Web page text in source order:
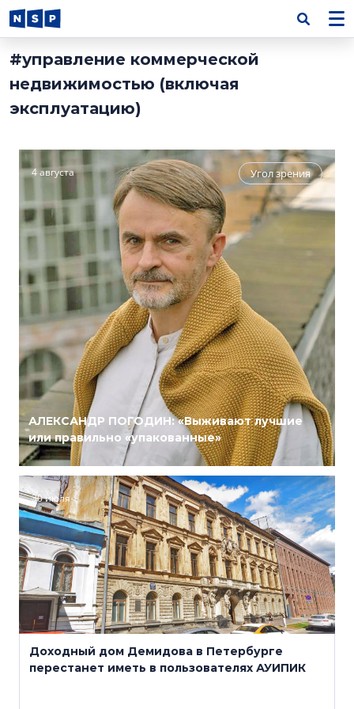
#управление коммерческой
недвижимостью (включая
эксплуатацию)
4 августа Угол зрения
АЛЕКСАНДР ПОГОДИН: «Выживают лучшие
или правильно «упакованные»
30 июля
Доходный дом Демидова в Петербурге
перестанет иметь в пользователях АУИПИК